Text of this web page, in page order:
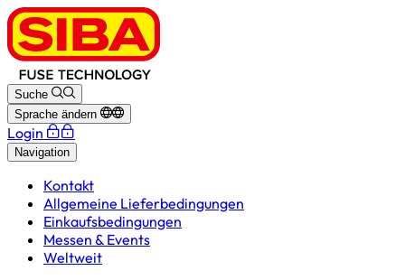
Suche
Sprache ändern
Login
Navigation
Kontakt
Allgemeine Lieferbedingungen
Einkaufsbedingungen
Messen & Events
Weltweit